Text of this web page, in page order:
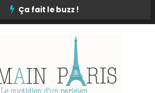
Ça fait le buzz !